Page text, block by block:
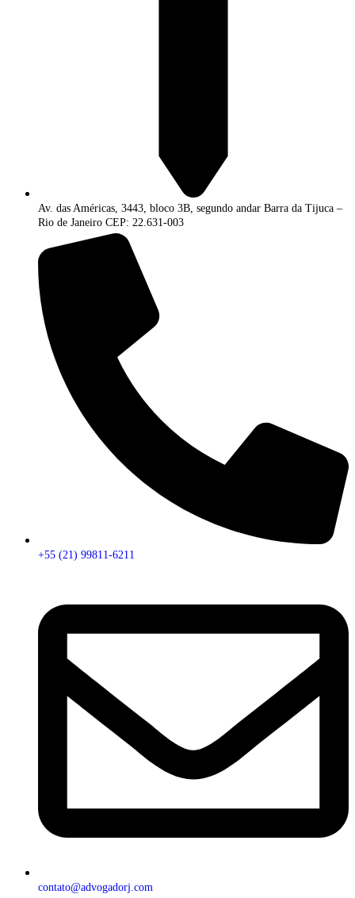
Av. das Américas, 3443, bloco 3B, segundo andar Barra da Tijuca –
Rio de Janeiro CEP: 22.631-003
+55 (21) 99811-6211
contato@advogadorj.com